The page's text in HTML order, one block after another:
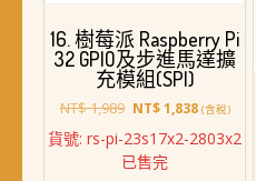
16. 樹莓派 Raspberry Pi
32 GPIO及步進馬達擴
充模組(SPI)
NT$1,989 原
價
格：
NT$1,838目
價
(含稅)
貨號: rs-pi-23s17x2-2803x2
已售完